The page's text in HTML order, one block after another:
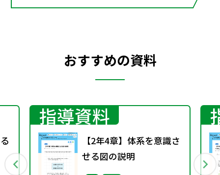
おすすめの資料
指導資料
【2年4章】体系を意識さ
せる図の説明